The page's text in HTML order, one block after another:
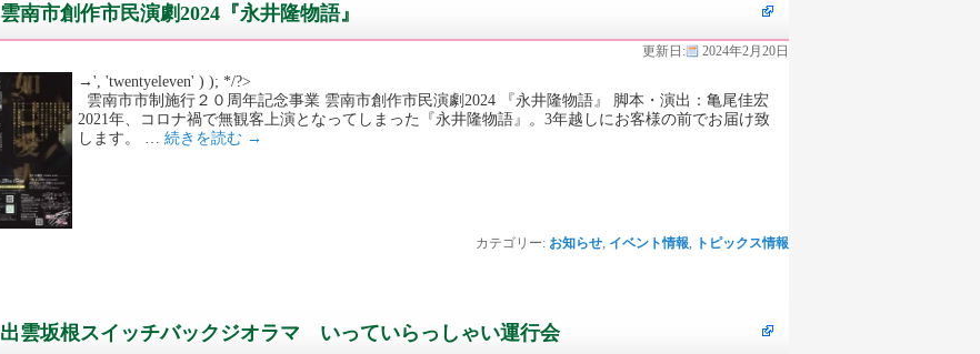
雲南市創作市民演劇2024『永井隆物語』
更新日: 2024年2月20日
→', 'twentyeleven' ) ); */?>
雲南市市制施行２０周年記念事業 雲南市創作市民演劇2024 『永井隆物語』 脚本・演出：亀尾佳宏
2021年、コロナ禍で無観客上演となってしまった『永井隆物語』。3年越しにお客様の前でお届け致
します。 … 続きを読む →
カテゴリー: お知らせ, イベント情報, トピックス情報
出雲坂根スイッチバックジオラマ いっていらっしゃい運行会